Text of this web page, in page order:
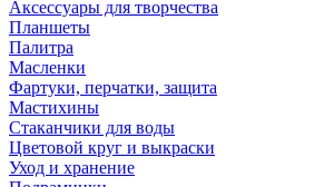
Аксессуары для творчества
Планшеты
Палитра
Масленки
Фартуки, перчатки, защита
Мастихины
Стаканчики для воды
Цветовой круг и выкраски
Уход и хранение